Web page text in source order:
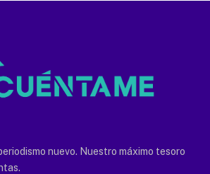
nuevo. Nuestro máximo tesoro